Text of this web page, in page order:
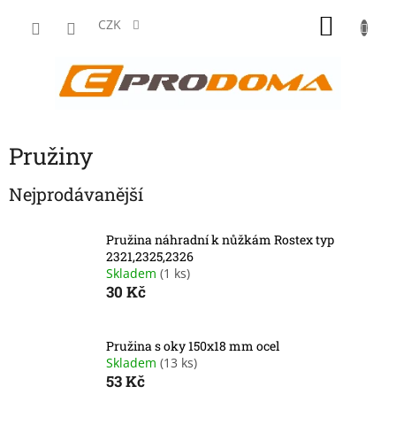
CZK
Pružiny
Nejprodávanější
Pružina náhradní k nůžkám Rostex typ
2321,2325,2326
Skladem (1 ks)
30 Kč
Pružina s oky 150x18 mm ocel
Skladem (13 ks)
53 Kč